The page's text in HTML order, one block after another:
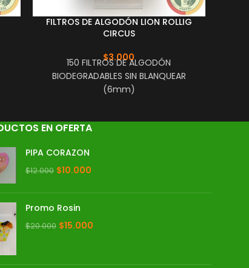
FILTROS DE ALGODÓN LION ROLLIG
CIRCUS
$3.000
150 FILTROS DE ALGODÓN
BIODEGRADABLES SIN BLANQUEAR
(6mm)
EN OFERTA
PIPA CORAZON
$12.000 $10.000
Promo Rosin
$20.000 $15.000